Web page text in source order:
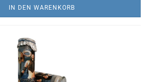
IN DEN WARENKORB